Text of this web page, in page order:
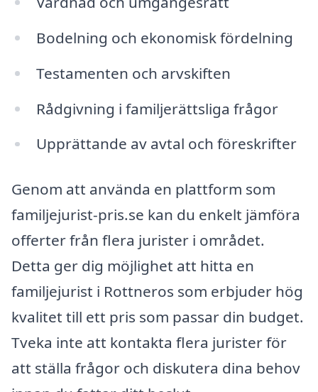
Bodelning och ekonomisk fördelning
Testamenten och arvskiften
Rådgivning i familjerättsliga frågor
Upprättande av avtal och föreskrifter
Genom att använda en plattform som
familjejurist-pris.se kan du enkelt jämföra
offerter från flera jurister i området.
Detta ger dig möjlighet att hitta en
familjejurist i Rottneros som erbjuder hög
kvalitet till ett pris som passar din budget.
Tveka inte att kontakta flera jurister för
att ställa frågor och diskutera dina behov